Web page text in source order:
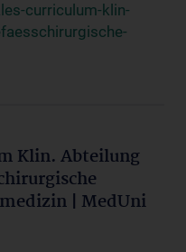
curriculum-klin-
Klin. Abteilung
| MedUni